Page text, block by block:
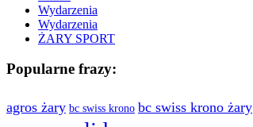
Wydarzenia
Wydarzenia
ŻARY SPORT
Popularne frazy:
agros żary bc swiss krono bc swiss krono żary